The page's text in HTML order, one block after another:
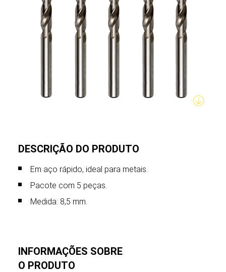
DESCRIÇÃO DO PRODUTO
Em aço rápido, ideal para metais.
Pacote com 5 peças.
Medida: 8,5 mm.
INFORMAÇÕES SOBRE
O PRODUTO